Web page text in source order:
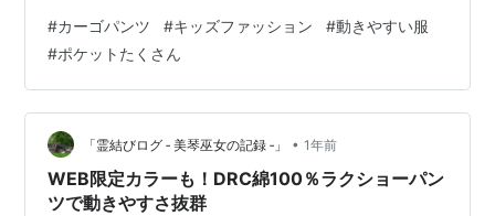
富でどれにしようか迷っちゃうかも？ リボンやラインの
デザインで、 シンプルなトップスと合わせてもおしゃれ
に決まる！ おもちゃやお菓子をポケットに入れて、冒険
ごっこも楽しめちゃう。 この夏は、子供服Beeのパラシ
ュートパンツで、 アクティ…
#カーゴパンツ #キッズファッション #動きやすい服
#ポケットたくさん
「霊結びログ ‐ 美琴巫女の記録 ‐」 • 1年前
WEB限定カラーも！DRC綿100％ラクショーパン
ツで動きやすさ抜群